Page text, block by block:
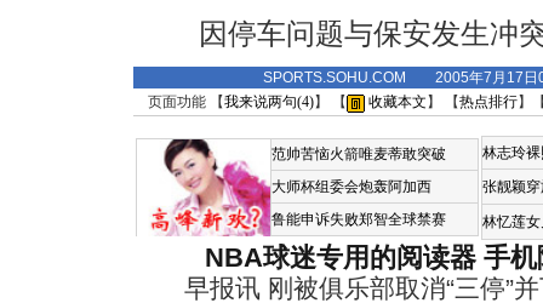
因停车问题与保安发生冲
SPORTS.SOHU.COM 2005年7月17日
页面功能 【我来说两句(4)】 【 收藏本文 】 【热点排行】
范帅苦恼火箭唯麦蒂敢突破
大师杯组委会炮轰阿加西
鲁能申诉失败郑智全球禁赛
林志玲
张靓颖
林忆莲
NBA球迷专用的阅读器 手
早报讯 刚被俱乐部取消“三停”并